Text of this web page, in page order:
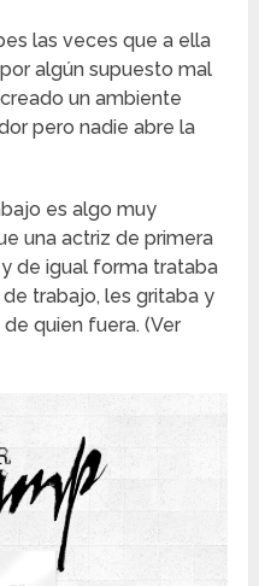
las veces que a ella
algún supuesto mal
un ambiente
pero nadie abre la
es algo muy
una actriz de primera
de igual forma trataba
trabajo, les gritaba y
quien fuera. (Ver